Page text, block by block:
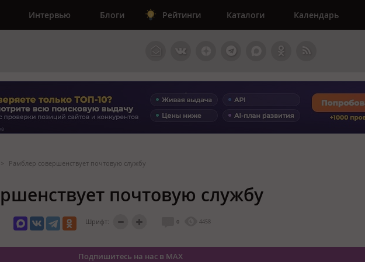
Интервью Блоги Рейтинги Каталоги Календарь
> Рамблер совершенствует почтовую службу
почтовую службу
Шрифт: 0 4458
Подпишитесь на нас в MAX